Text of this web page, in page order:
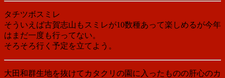
タチツボスミレ
そういえば古賀志山もスミレが10数種あって楽しめるが今年
はまだ一度も行ってない。
そろそろ行く予定を立てよう。
大田和群生地を抜けてカタクリの園に入ったものの肝心のカ